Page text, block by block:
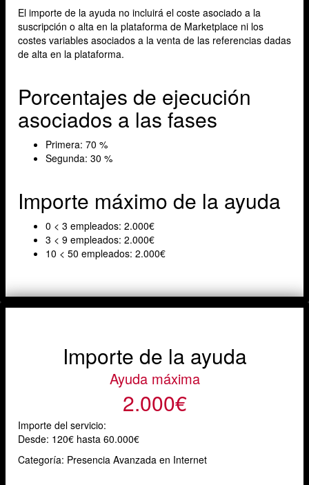
El importe de la ayuda no incluirá el coste asociado a la
suscripción o alta en la plataforma de Marketplace ni los
costes variables asociados a la venta de las referencias dadas
de alta en la plataforma.
Porcentajes de ejecución
asociados a las fases
Primera: 70 %
Segunda: 30 %
Importe máximo de la ayuda
0 < 3 empleados: 2.000€
3 < 9 empleados: 2.000€
10 < 50 empleados: 2.000€
Importe de la ayuda
Ayuda máxima
2.000€
Importe del servicio:
Desde: 120€ hasta 60.000€
Categoría: Presencia Avanzada en Internet